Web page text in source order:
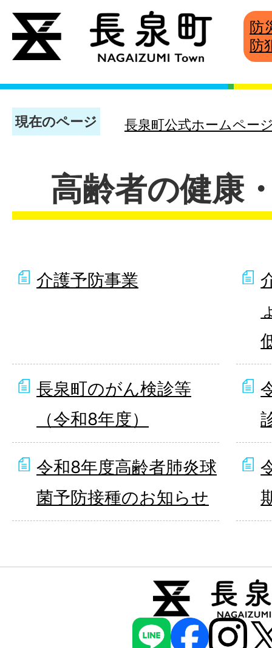
防
防
現在のページ 長泉町公式ホームペー
高齢者の健康
介護予防事業
長泉町のがん検診等
（令和8年度）
令和8年度高齢者肺炎球
菌予防接種のお知らせ